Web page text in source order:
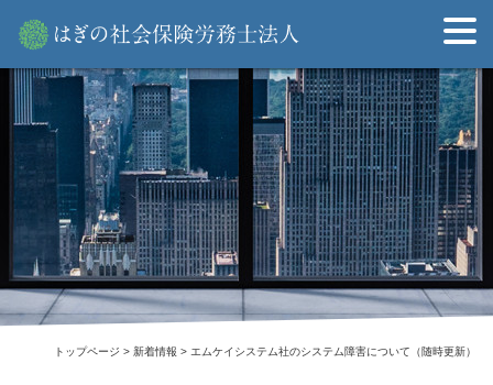
content
トップページ > 新着情報 > エムケイシステム社のシステム障害について（随時更新）